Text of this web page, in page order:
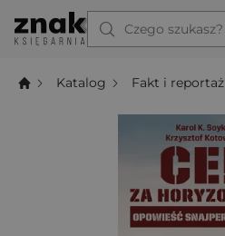
Czego szukasz?
Katalog Fakt i reportaż